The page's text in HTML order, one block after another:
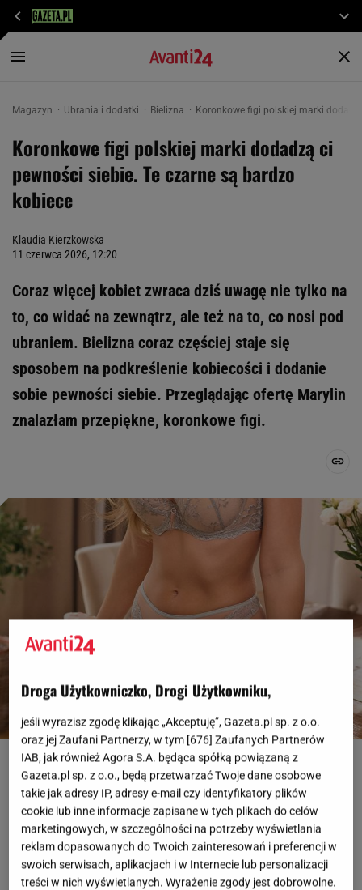
Magazyn Ubrania i dodatki Bielizna Koronkowe figi polskiej marki
Koronkowe figi polskiej marki dodadzą ci
pewności siebie. Te czarne są bardzo
kobiece
Klaudia Kierzkowska
11 czerwca 2026, 12:20
Coraz więcej kobiet zwraca dziś uwagę nie tylko na
to, co widać na zewnątrz, ale też na to, co nosi pod
ubraniem. Bielizna coraz częściej staje się
sposobem na podkreślenie kobiecości i dodanie
sobie pewności siebie. Przeglądając ofertę Marylin
znalazłam przepiękne, koronkowe figi.
Marylin
OTWÓRZ GALERIĘ(3)
Polska marka Marilyn ma w swojej ofercie przepięką
bieliznę, która jest elegancka, subtelna i zmysłowa.
Projektanci stawiają na delikatne materiały,
Droga Użytkowniczko, Drogi Użytkowniku,
jeśli wyrazisz zgodę klikając „Akceptuję”, Gazeta.pl sp. z o.o.
oraz jej Zaufani Partnerzy, w tym [676] Zaufanych Partnerów
IAB, jak również Agora S.A. będąca spółką powiązaną z
Gazeta.pl sp. z o.o., będą przetwarzać Twoje dane osobowe
takie jak adresy IP, adresy e-mail czy identyfikatory plików
cookie lub inne informacje zapisane w tych plikach do celów
marketingowych, w szczególności na potrzeby wyświetlania
reklam dopasowanych do Twoich zainteresowań i preferencji w
swoich serwisach, aplikacjach i w Internecie lub personalizacji
treści w nich wyświetlanych. Wyrażenie zgody jest dobrowolne.